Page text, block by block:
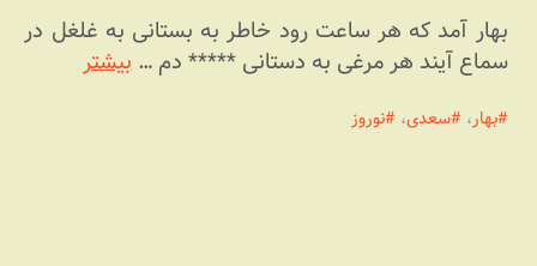
بهار آمد که هر ساعت رود خاطر به بستانی به غلغل در
سماع آیند هر مرغی به دستانی ***** دم …بیشتر
بهار، سعدی، نوروز